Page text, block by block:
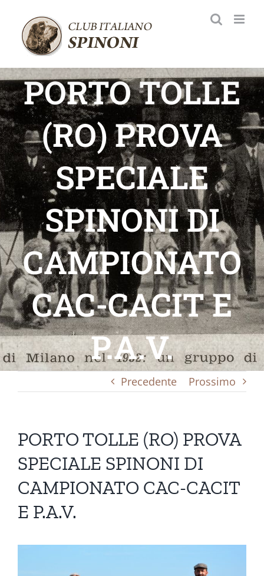
contenuto
PORTO TOLLE
(RO) PROVA
SPECIALE
SPINONI DI
CAMPIONATO
CAC-CACIT E
P.A.V.
Precedente Prossimo
PORTO TOLLE (RO) PROVA
SPECIALE SPINONI DI
CAMPIONATO CAC-CACIT
E P.A.V.